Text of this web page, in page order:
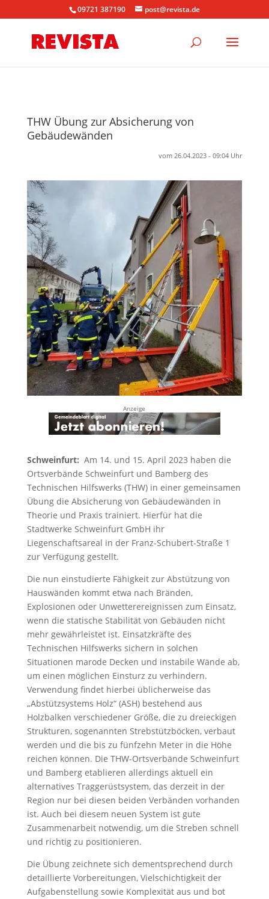
09721 387190 post@revista.de
THW Übung zur Absicherung von
Gebäudewänden
vom 26.04.2023 - 09:04 Uhr
Anzeige
Schweinfurt: Am 14. und 15. April 2023 haben die
Ortsverbände Schweinfurt und Bamberg des
Technischen Hilfswerks (THW) in einer gemeinsamen
Übung die Absicherung von Gebäudewänden in
Theorie und Praxis trainiert. Hierfür hat die
Stadtwerke Schweinfurt GmbH ihr
Liegenschaftsareal in der Franz-Schubert-Straße 1
zur Verfügung gestellt.
Die nun einstudierte Fähigkeit zur Abstützung von
Hauswänden kommt etwa nach Bränden,
Explosionen oder Unwetterereignissen zum Einsatz,
wenn die statische Stabilität von Gebäuden nicht
mehr gewährleistet ist. Einsatzkräfte des
Technischen Hilfswerks sichern in solchen
Situationen marode Decken und instabile Wände ab,
um einen möglichen Einsturz zu verhindern.
Verwendung findet hierbei üblicherweise das
„Abstützsystems Holz“ (ASH) bestehend aus
Holzbalken verschiedener Größe, die zu dreieckigen
Strukturen, sogenannten Strebstützböcken, verbaut
werden und die bis zu fünfzehn Meter in die Höhe
reichen können. Die THW-Ortsverbände Schweinfurt
und Bamberg etablieren allerdings aktuell ein
alternatives Traggerüstsystem, das derzeit in der
Region nur bei diesen beiden Verbänden vorhanden
ist. Auch bei diesem neuen System ist gute
Zusammenarbeit notwendig, um die Streben schnell
und richtig zu positionieren.
Die Übung zeichnete sich dementsprechend durch
detaillierte Vorbereitungen, Vielschichtigkeit der
Aufgabenstellung sowie Komplexität aus und bot